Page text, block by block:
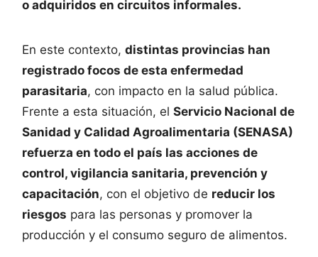
o adquiridos en circuitos informales.
En este contexto, distintas provincias han
registrado focos de esta enfermedad
parasitaria, con impacto en la salud pública.
Frente a esta situación, el Servicio Nacional de
Sanidad y Calidad Agroalimentaria (SENASA)
refuerza en todo el país las acciones de
control, vigilancia sanitaria, prevención y
capacitación, con el objetivo de reducir los
riesgos para las personas y promover la
producción y el consumo seguro de alimentos.